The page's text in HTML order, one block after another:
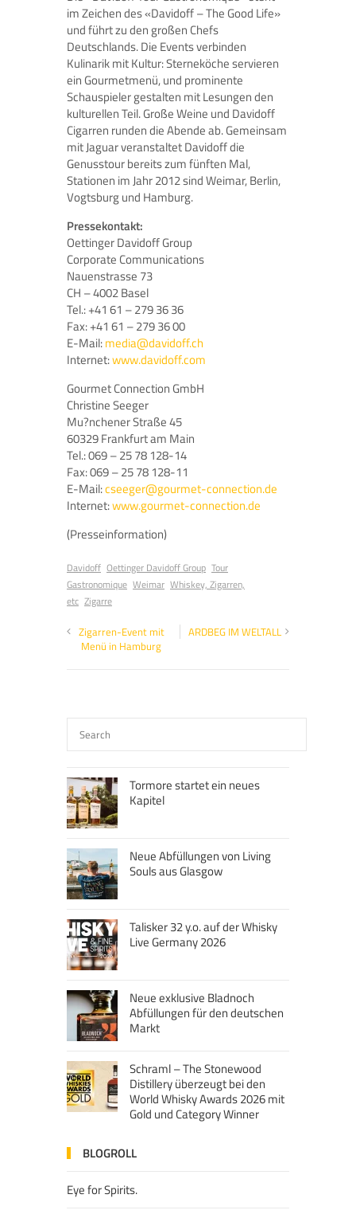
im Zeichen des «Davidoff – The Good Life»
und führt zu den großen Chefs
Deutschlands. Die Events verbinden
Kulinarik mit Kultur: Sterneköche servieren
ein Gourmetmenü, und prominente
Schauspieler gestalten mit Lesungen den
kulturellen Teil. Große Weine und Davidoff
Cigarren runden die Abende ab. Gemeinsam
mit Jaguar veranstaltet Davidoff die
Genusstour bereits zum fünften Mal,
Stationen im Jahr 2012 sind Weimar, Berlin,
Vogtsburg und Hamburg.
Pressekontakt:
Oettinger Davidoff Group
Corporate Communications
Nauenstrasse 73
CH – 4002 Basel
Tel.: +41 61 – 279 36 36
Fax: +41 61 – 279 36 00
E-Mail:media@davidoff.ch
Internet:www.davidoff.com
Gourmet Connection GmbH
Christine Seeger
Mu?nchener Straße 45
60329 Frankfurt am Main
Tel.: 069 – 25 78 128-14
Fax: 069 – 25 78 128-11
E-Mail:cseeger@gourmet-connection.de
Internet:www.gourmet-connection.de
(Presseinformation)
Davidoff Oettinger Davidoff Group Tour
Gastronomique Weimar Whiskey, Zigarren,
etc Zigarre
Zigarren-Event mit
Menü in Hamburg
ARDBEG IM WELTALL
Tormore startet ein neues
Kapitel
Neue Abfüllungen von Living
Souls aus Glasgow
Talisker 32 y.o. auf der Whisky
Live Germany 2026
Neue exklusive Bladnoch
Abfüllungen für den deutschen
Markt
Schraml – The Stonewood
Distillery überzeugt bei den
World Whisky Awards 2026 mit
Gold und Category Winner
BLOGROLL
Eye for Spirits.